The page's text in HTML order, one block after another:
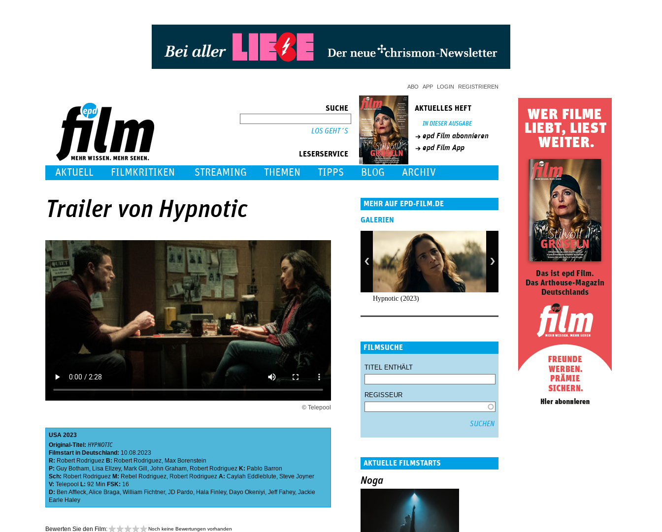
ABO APP LOGIN REGISTRIEREN
SUCHE
LESERSERVICE
AKTUELLES HEFT
IN DIESER AUSGABE
epd Film abonnieren
epd Film App
AKTUELL FILMKRITIKEN STREAMING THEMEN TIPPS BLOG ARCHIV
Trailer von Hypnotic
© Telepool
USA 2023
Original-Titel: HYPNOTIC
Filmstart in Deutschland: 10.08.2023
R: Robert Rodriguez B: Robert Rodriguez, Max Borenstein
P: Guy Botham, Lisa Ellzey, Mark Gill , John Graham, Robert Rodriguez K: Pablo Barron
Sch: Robert Rodriguez M: Rebel Rodriguez, Robert Rodriguez A: Caylah Eddleblute, Steve Joyner
V: Telepool L: 92 Min FSK: 16
D: Ben Affleck,Alice Braga, William Fichtner, JD Pardo, Hala Finley, Dayo Okeniyi, Jeff Fahey, Jackie
Earle Haley
Bewerten Sie den Film: Noch keine Bewertungen vorhanden
MEHR AUF EPD-FILM.DE
GALERIEN
Hypnotic (2023)
FILMSUCHE
TITEL ENTHÄLT
REGISSEUR
AKTUELLE FILMSTARTS
Noga